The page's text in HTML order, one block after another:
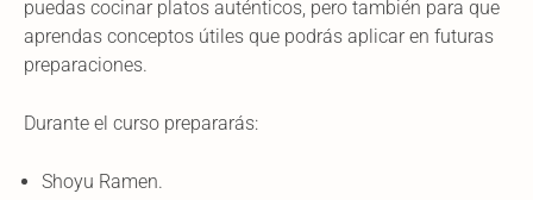
puedas cocinar platos auténticos, pero también para que
aprendas conceptos útiles que podrás aplicar en futuras
preparaciones.
Durante el curso prepararás:
Shoyu Ramen.